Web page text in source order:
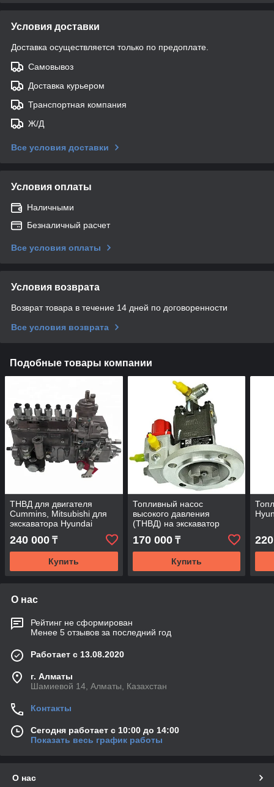
Условия доставки
Доставка осуществляется только по предоплате.
Самовывоз
Доставка курьером
Транспортная компания
Ж/Д
Все условия доставки
Условия оплаты
Наличными
Безналичный расчет
Все условия оплаты
Условия возврата
Возврат товара в течение 14 дней по договоренности
Все условия возврата
Подобные товары компании
ТНВД для двигателя
Cummins, Mitsubishi для
экскаватора Hyundai
240 000 ₸
Купить
Топливный насос
высокого давления
(ТНВД) на экскаватор
Hyundai R520LC-7
170 000₸
Купить
О нас
Рейтинг не сформирован
Менее 5 отзывов за последний год
Работает с 13.08.2020
г. Алматы
Шамиевой 14, Алматы, Казахстан
Контакты
Сегодня работает с 10:00 до 14:00
Показать весь график работы
О нас